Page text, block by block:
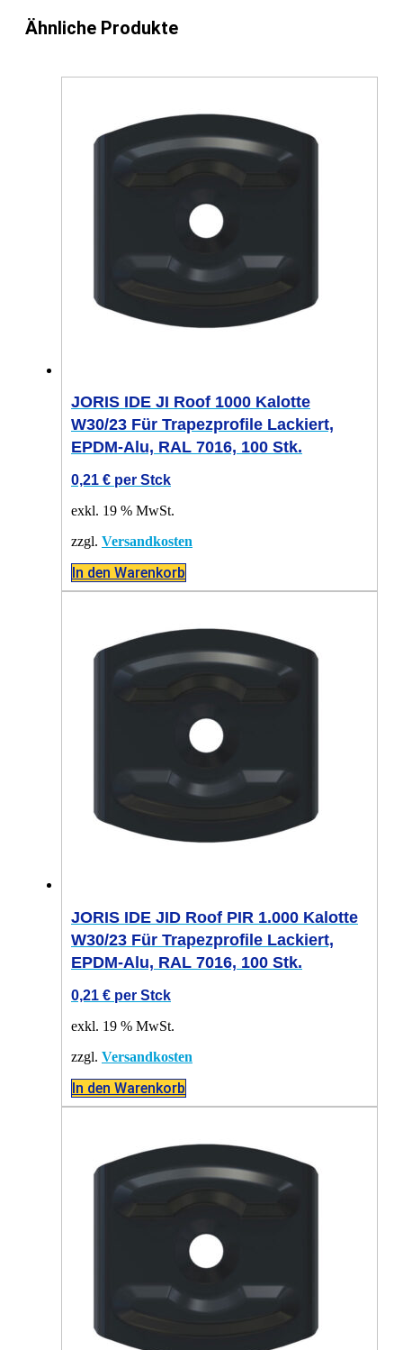
Ähnliche Produkte
JORIS IDE JI Roof 1000 Kalotte
W30/23 Für Trapezprofile Lackiert,
EPDM-Alu, RAL 7016, 100 Stk.
0,21 € per Stck
exkl. 19 % MwSt.
zzgl. Versandkosten
In den Warenkorb
JORIS IDE JID Roof PIR 1.000 Kalotte
W30/23 Für Trapezprofile Lackiert,
EPDM-Alu, RAL 7016, 100 Stk.
0,21 € per Stck
exkl. 19 % MwSt.
zzgl. Versandkosten
In den Warenkorb